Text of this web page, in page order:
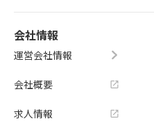
会社情報
運営会社情報
会社概要
求人情報